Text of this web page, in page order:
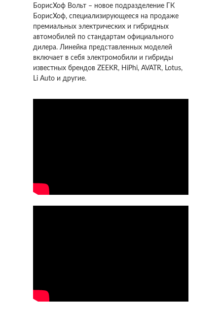
БорисХоф Вольт – новое подразделение ГК
БорисХоф, специализирующееся на продаже
премиальных электрических и гибридных
автомобилей по стандартам официального
дилера. Линейка представленных моделей
включает в себя электромобили и гибриды
известных брендов ZEEKR, HiPhi, AVATR, Lotus,
Li Auto и другие.